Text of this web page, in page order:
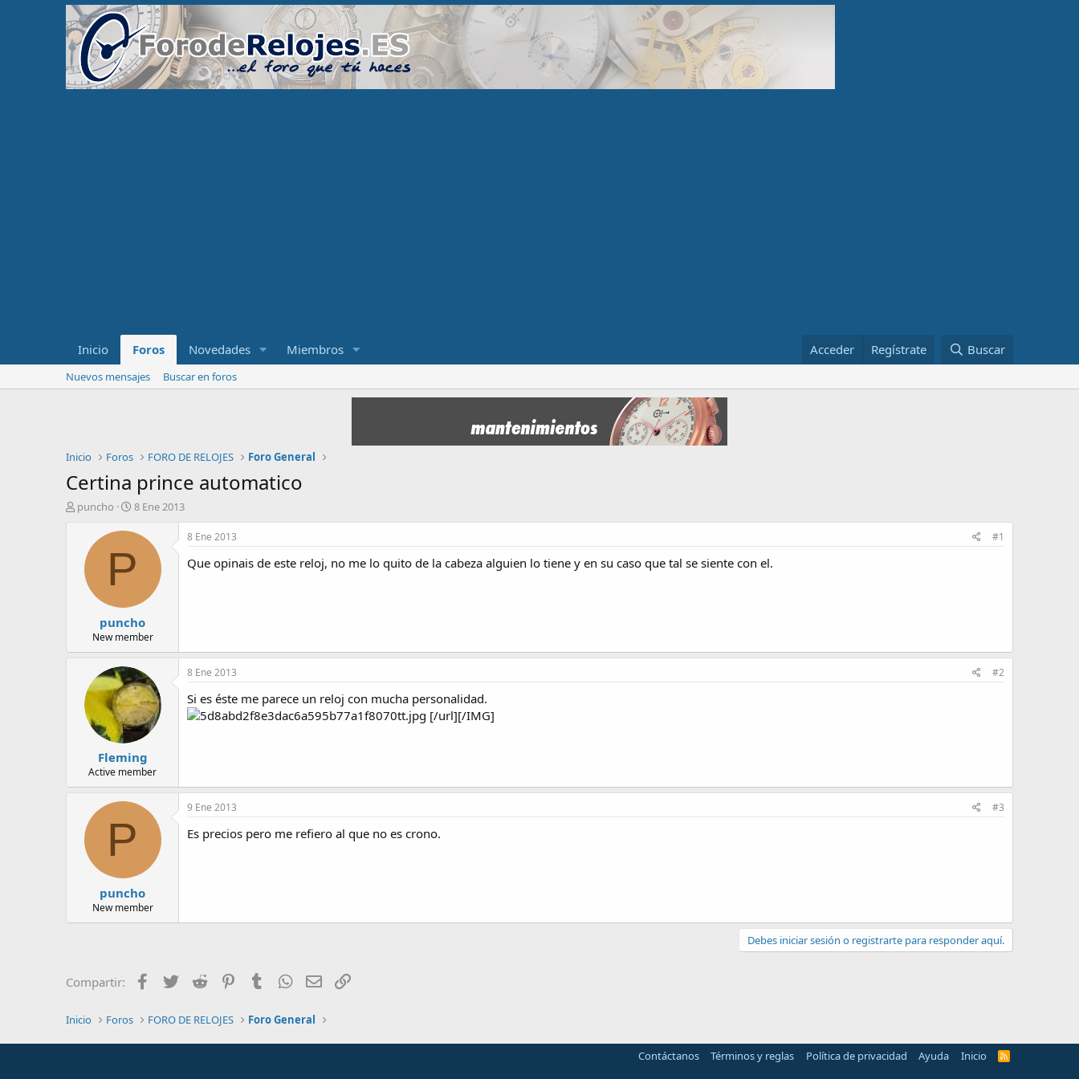
Inicio Foros Novedades Miembros Acceder Regístrate Buscar
Nuevos mensajes Buscar en foros
Inicio Foros FORO DE RELOJES Foro General
Certina prince automatico
I
e
m
puncho
F
c
a
i
n
i
c
i
o
8 Ene 2013
P
puncho
New member
8 Ene 2013 #1
Que opinais de este reloj, no me lo quito de la cabeza alguien lo tiene y en su caso que tal se siente con el.
Fleming
Active member
8 Ene 2013 #2
Si es éste me parece un reloj con mucha personalidad.
[/url][/IMG]
P
puncho
New member
9 Ene 2013 #3
Es precios pero me refiero al que no es crono.
Debes iniciar sesión o registrarte para responder aquí.
Compartir: Facebook
Twitter Reddit PinterestTumblrWhatsApp
Email
Inicio Foros FORO DE RELOJES Foro General
Contáctanos Términos y reglas Política de privacidad Ayuda Inicio
R